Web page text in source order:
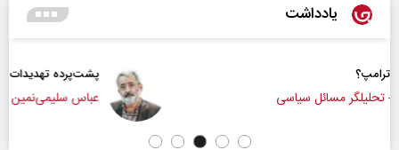
یادداشت
پشت‌پرده تهدیدات کوتاه‏‌مدت و ادعا‌های خلاف واقع
عباس سلیمی‌نمین - تحلیلگر مسائل سیاسی